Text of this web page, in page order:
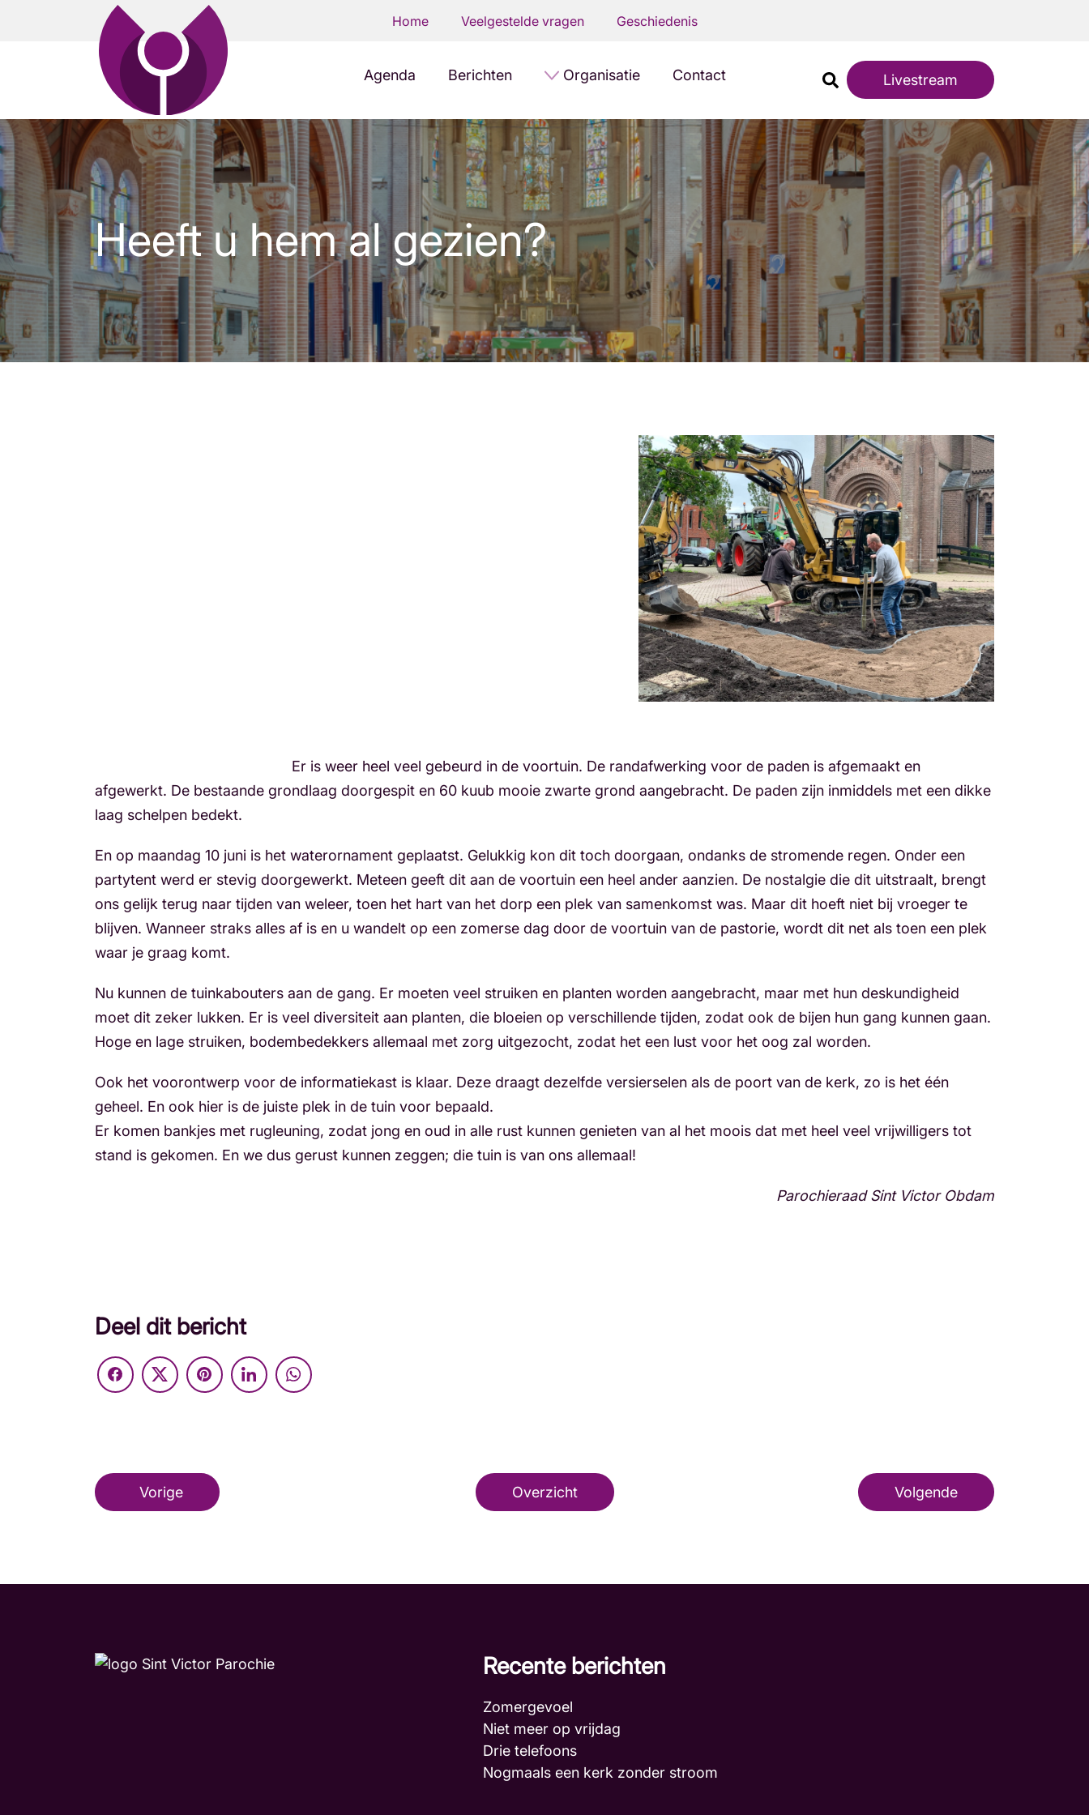
Home Veelgestelde vragen Geschiedenis
Livestream
Agenda Berichten Organisatie Contact
Heeft u hem al gezien?
Er is weer heel veel gebeurd in de voortuin. De randafwerking voor de paden is afgemaakt en
afgewerkt. De bestaande grondlaag doorgespit en 60 kuub mooie zwarte grond aangebracht. De paden zijn inmiddels met een dikke
laag schelpen bedekt.
En op maandag 10 juni is het waterornament geplaatst. Gelukkig kon dit toch doorgaan, ondanks de stromende regen. Onder een
partytent werd er stevig doorgewerkt. Meteen geeft dit aan de voortuin een heel ander aanzien. De nostalgie die dit uitstraalt, brengt
ons gelijk terug naar tijden van weleer, toen het hart van het dorp een plek van samenkomst was. Maar dit hoeft niet bij vroeger te
blijven. Wanneer straks alles af is en u wandelt op een zomerse dag door de voortuin van de pastorie, wordt dit net als toen een plek
waar je graag komt.
Nu kunnen de tuinkabouters aan de gang. Er moeten veel struiken en planten worden aangebracht, maar met hun deskundigheid
moet dit zeker lukken. Er is veel diversiteit aan planten, die bloeien op verschillende tijden, zodat ook de bijen hun gang kunnen gaan.
Hoge en lage struiken, bodembedekkers allemaal met zorg uitgezocht, zodat het een lust voor het oog zal worden.
Ook het voorontwerp voor de informatiekast is klaar. Deze draagt dezelfde versierselen als de poort van de kerk, zo is het één
geheel. En ook hier is de juiste plek in de tuin voor bepaald.
Er komen bankjes met rugleuning, zodat jong en oud in alle rust kunnen genieten van al het moois dat met heel veel vrijwilligers tot
stand is gekomen. En we dus gerust kunnen zeggen; die tuin is van ons allemaal!
Parochieraad Sint Victor Obdam
Deel dit bericht
Overzicht
Vorige Volgende
Recente berichten
Zomergevoel
Niet meer op vrijdag
Drie telefoons
Nogmaals een kerk zonder stroom